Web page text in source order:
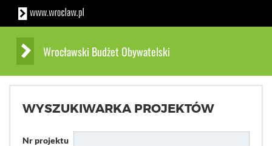
Wrocławski Budżet Obywatelski
WYSZUKIWARKA PROJEKTÓW
Nr projektu